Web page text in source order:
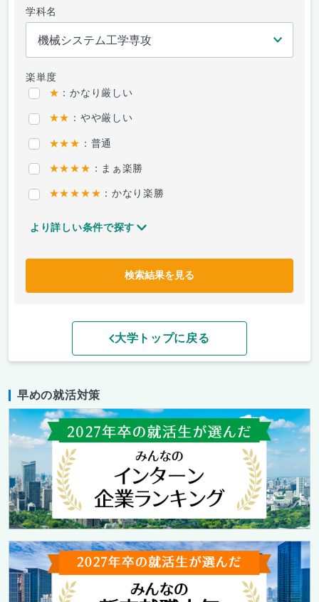
学科名
楽単度
★ ：かなり厳しい
★★ ：やや厳しい
★★★ ：普通
★★★★ ：まぁ楽勝
★★★★★ ：かなり楽勝
より詳しい条件で探す
検索結果を見る
大学トップに戻る
早めの就活対策